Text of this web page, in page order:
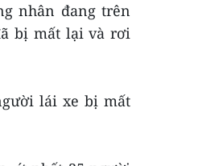
nhân đang trên
bị mất lại và rơi
lái xe bị mất